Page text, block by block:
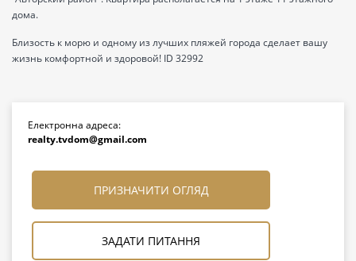
дома.
Близость к морю и одному из лучших пляжей города сделает вашу
жизнь комфортной и здоровой! ID 32992
Електронна адреса:
realty.tvdom@gmail.com
ПРИЗНАЧИТИ ОГЛЯД
ЗАДАТИ ПИТАННЯ